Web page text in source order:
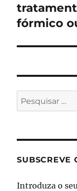
Artigo
seguinte:
fórmico
Pesquisar
por:
SUBSCREVE
Introduza o